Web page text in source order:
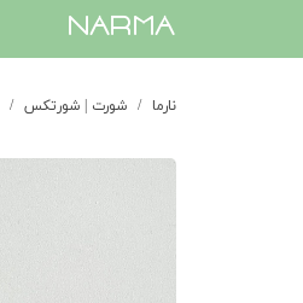
​narma
نارما شورت | شورتکس